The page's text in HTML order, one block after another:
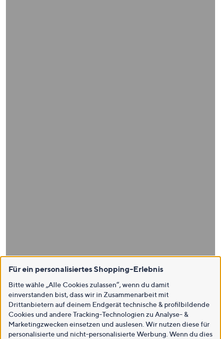
Für ein personalisiertes Shopping-Erlebnis
Bitte wähle „Alle Cookies zulassen“, wenn du damit
einverstanden bist, dass wir in Zusammenarbeit mit
Drittanbietern auf deinem Endgerät technische & profilbildende
Cookies und andere Tracking-Technologien zu Analyse- &
Marketingzwecken einsetzen und auslesen. Wir nutzen diese für
personalisierte und nicht-personalisierte Werbung. Wenn du dies